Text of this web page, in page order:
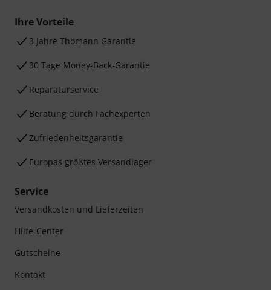
Ihre Vorteile
3 Jahre Thomann Garantie
30 Tage Money-Back-Garantie
Reparaturservice
Beratung durch Fachexperten
Zufriedenheitsgarantie
Europas größtes Versandlager
Service
Versandkosten und Lieferzeiten
Hilfe-Center
Gutscheine
Kontakt